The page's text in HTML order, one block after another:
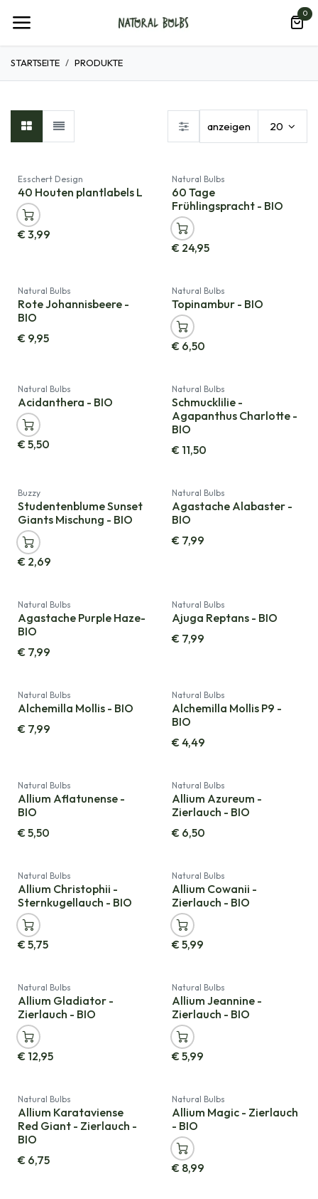
0
STARTSEITE PRODUKTE
anzeigen 20
Neu!
Esschert Design
40 Houten plantlabels L
€3,99
Natural Bulbs
60 Tage
Frühlingspracht - BIO
€ 24,95
Natural Bulbs
Rote Johannisbeere -
BIO
€ 9,95
Natural Bulbs
Topinambur - BIO
€ 6,50
Natural Bulbs
Acidanthera - BIO
€5,50
Natural Bulbs
Schmucklilie -
Agapanthus Charlotte -
BIO
€ 11,50
Neu!
Buzzy
Studentenblume Sunset
Giants Mischung - BIO
€ 2,69
Natural Bulbs
Agastache Alabaster -
BIO
€ 7,99
Natural Bulbs
Agastache Purple Haze-
BIO
€ 7,99
Natural Bulbs
Ajuga Reptans - BIO
€ 7,99
Natural Bulbs
Alchemilla Mollis - BIO
€ 7,99
Natural Bulbs
Alchemilla Mollis P9 -
BIO
€4,49
Natural Bulbs
Allium Aflatunense -
BIO
€5,50
Natural Bulbs
Allium Azureum -
Zierlauch - BIO
€ 6,50
Natural Bulbs
Allium Christophii -
Sternkugellauch - BIO
€5,75
Natural Bulbs
Allium Cowanii -
Zierlauch - BIO
€5,99
Natural Bulbs
Allium Gladiator -
Zierlauch - BIO
€ 12,95
Natural Bulbs
Allium Jeannine -
Zierlauch - BIO
€5,99
Natural Bulbs
Allium Karataviense
Red Giant - Zierlauch -
BIO
€ 6,75
Natural Bulbs
Allium Magic - Zierlauch
- BIO
€ 8,99